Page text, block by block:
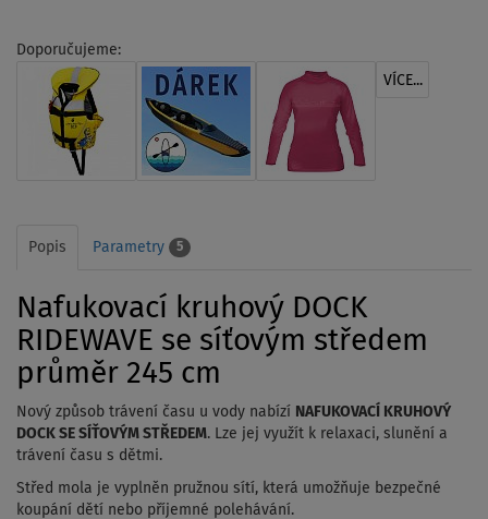
Doporučujeme:
VÍCE...
Popis Parametry 5
Nafukovací kruhový DOCK
RIDEWAVE se síťovým středem
průměr 245 cm
Nový způsob trávení času u vody nabízí NAFUKOVACÍ KRUHOVÝ
DOCK SE SÍŤOVÝM STŘEDEM. Lze jej využít k relaxaci, slunění a
trávení času s dětmi.
Střed mola je vyplněn pružnou sítí, která umožňuje bezpečné
koupání dětí nebo příjemné polehávání.